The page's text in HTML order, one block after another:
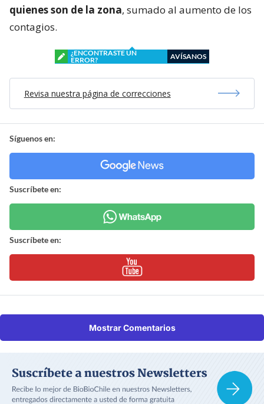
quienes son de la zona, sumado al aumento de los
contagios.
¿ENCONTRASTE UN
ERROR?
AVÍSANOS
Revisa nuestra página de correcciones
Síguenos en:
Suscríbete en:
Suscríbete en:
Mostrar Comentarios